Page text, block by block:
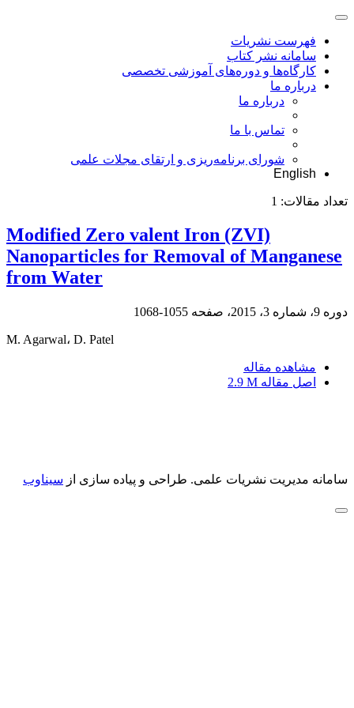
فهرست نشریات
سامانه نشر کتاب
کارگاه‌ها و دوره‌های آموزشی تخصصی
درباره ما
درباره ما
تماس با ما
شورای برنامه‌ریزی و ارتقای مجلات علمی
English
تعداد مقالات: 1
Modified Zero valent Iron (ZVI)
Nanoparticles for Removal of Manganese
from Water
دوره 9، شماره 3، 2015، صفحه 1055-1068
M. Agarwal، D. Patel
مشاهده مقاله
اصل مقاله 2.9 M
سامانه مدیریت نشریات علمی. طراحی و پیاده سازی از سیناوب